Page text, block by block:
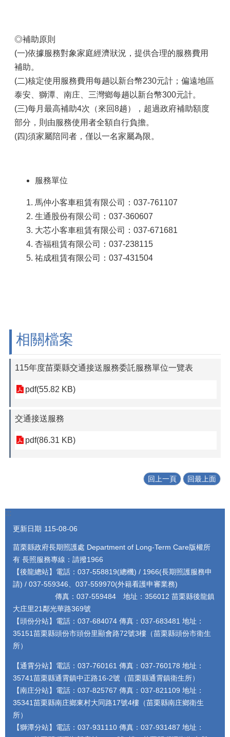
◎補助原則
(一)依據服務對象家庭經濟狀況，提供合理的服務費用
補助。
(二)核定使用服務費用每趟以新台幣230元計；偏遠地區
泰安、獅潭、南庄、三灣鄉每趟以新台幣300元計。
(三)每月最高補助4次（來回8趟），超過政府補助額度
部分，則由服務使用者全額自行負擔。
(四)須家屬陪同者，僅以一名家屬為限。
服務單位
馬仲小客車租賃有限公司：037-761107
生通股份有限公司：037-360607
大芯小客車租賃有限公司：037-671681
杏福租賃有限公司：037-238115
祐成租賃有限公司：037-431504
相關檔案
115年度苗栗縣交通接送服務委託服務單位一覽表
pdf(55.82 KB)
交通接送服務
pdf(86.31 KB)
回上一頁 回最上面
:::
更新日期 115-08-06
苗栗縣政府長期照護處 Department of Long-Term Care版權所
有 長照服務專線：請撥1966
【後龍總站】電話：037-558819(總機) / 1966(長期照護服務申
請) / 037-559346、037-559970(外籍看護申審業務)
傳真：037-559484 地址：356012 苗栗縣後龍鎮
大庄里21鄰光華路369號
【頭份分站】電話：037-684074 傳真：037-683481 地址：
35151苗栗縣頭份市頭份里顯會路72號3樓（苗栗縣頭份市衛生
所）
【通霄分站】電話：037-760161 傳真：037-760178 地址：
35741苗栗縣通霄鎮中正路16-2號（苗栗縣通霄鎮衛生所）
【南庄分站】電話：037-825767 傳真：037-821109 地址：
35341苗栗縣南庄鄉東村大同路17號4樓（苗栗縣南庄鄉衛生
所）
【獅潭分站】電話：037-931110 傳真：037-931487 地址：